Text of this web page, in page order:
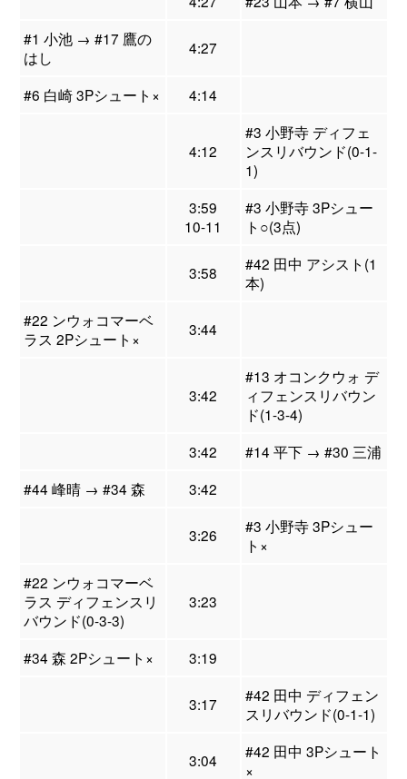
#1 小池 → #17 鷹の
はし
4:27
#6 白崎 3Pシュート× 4:14
4:12
#3 小野寺 ディフェ
ンスリバウンド(0-1-
1)
3:59
10-11
#3 小野寺 3Pシュー
ト○(3点)
3:58
#42 田中 アシスト(1
本)
#22 ンウォコマーベ
ラス 2Pシュート×
3:44
3:42
#13 オコンクウォ デ
ィフェンスリバウン
ド(1-3-4)
3:42
#14 平下 → #30 三浦
#44 峰晴 → #34 森
3:42
3:26
#3 小野寺 3Pシュー
ト×
#22 ンウォコマーベ
ラス ディフェンスリ
バウンド(0-3-3)
3:23
#34 森 2Pシュート× 3:19
3:17
#42 田中 ディフェン
スリバウンド(0-1-1)
3:04
#42 田中 3Pシュート
×